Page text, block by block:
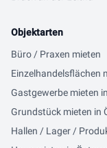
Objektarten
Büro / Praxen mieten
Einzelhandelsflächen
Gastgewerbe mieten
Grundstück mieten in
Hallen / Lager /